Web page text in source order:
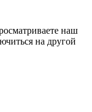
наш
на другой